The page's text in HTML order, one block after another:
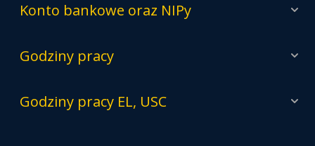
Konto bankowe oraz NIPy
Godziny pracy
Godziny pracy EL, USC